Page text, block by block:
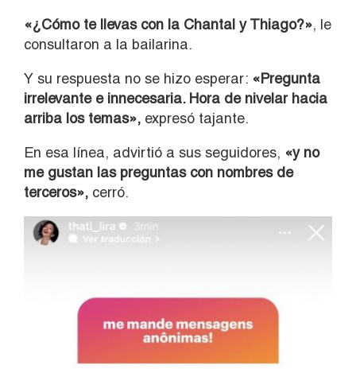
«¿Cómo te llevas con la Chantal y Thiago?», le
consultaron a la bailarina.
Y su respuesta no se hizo esperar: «Pregunta
irrelevante e innecesaria. Hora de nivelar hacia
arriba los temas», expresó tajante.
En esa línea, advirtió a sus seguidores, «y no
me gustan las preguntas con nombres de
terceros», cerró.